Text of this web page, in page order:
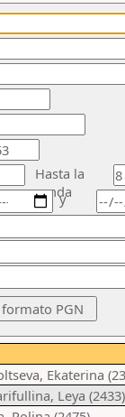
Hasta la
ronda
y
Ekaterina
Leya (2433)